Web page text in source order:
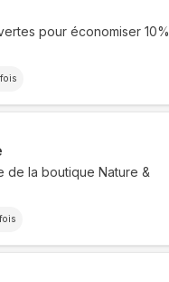
pour économiser 10%
fois
de la boutique Nature &
fois